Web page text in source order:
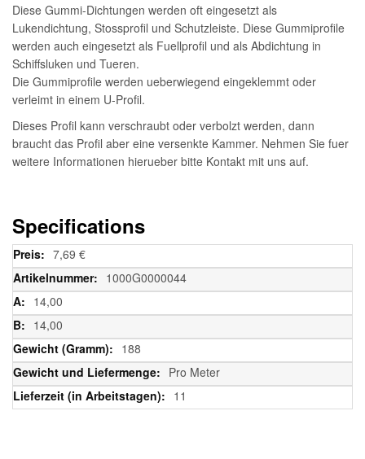
Diese Gummi-Dichtungen werden oft eingesetzt als
Lukendichtung, Stossprofil und Schutzleiste. Diese Gummiprofile
werden auch eingesetzt als Fuellprofil und als Abdichtung in
Schiffsluken und Tueren.
Die Gummiprofile werden ueberwiegend eingeklemmt oder
verleimt in einem U-Profil.
Dieses Profil kann verschraubt oder verbolzt werden, dann
braucht das Profil aber eine versenkte Kammer. Nehmen Sie fuer
weitere Informationen hierueber bitte Kontakt mit uns auf.
Specifications
Weitere
Informationen
7,69 €
1000G0000044
14,00
14,00
188
Pro Meter
11